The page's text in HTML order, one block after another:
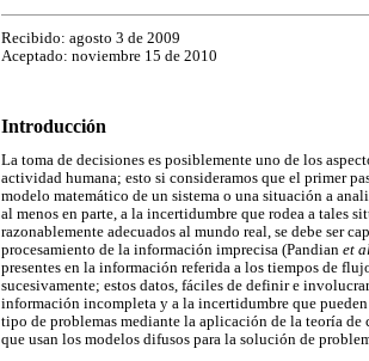
Recibido: agosto 3 de 2009
Aceptado: noviembre 15 de 2010
Introducción
La toma de decisiones es posiblemente uno de los
actividad humana; esto si consideramos que el primer
modelo matemático de un sistema o una situación a
al menos en parte, a la incertidumbre que rodea a tales
razonablemente adecuados al mundo real, se debe ser
procesamiento de la información imprecisa (Pandian et
presentes en la información referida a los tiempos de
sucesivamente; estos datos, fáciles de definir e
información incompleta y a la incertidumbre que
tipo de problemas mediante la aplicación de la teoría
que usan los modelos difusos para la solución de